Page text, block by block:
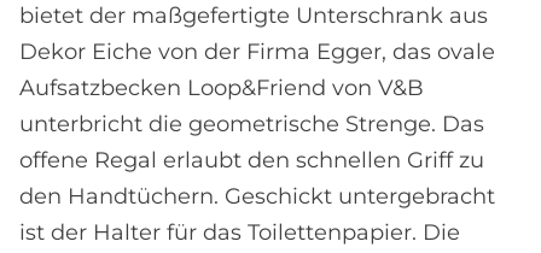
bietet der maßgefertigte Unterschrank aus
Dekor Eiche von der Firma Egger, das ovale
Aufsatzbecken Loop&Friend von V&B
unterbricht die geometrische Strenge. Das
offene Regal erlaubt den schnellen Griff zu
den Handtüchern. Geschickt untergebracht
ist der Halter für das Toilettenpapier. Die